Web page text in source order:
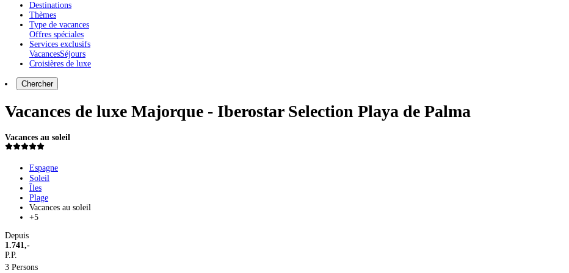
Destinations
Thèmes
Type de vacances
Offres spéciales
Services exclusifs
VacancesSéjours
Croisières de luxe
Chercher
Vacances de luxe Majorque - Iberostar Selection Playa de Palma
Vacances au soleil
Espagne
Soleil
Îles
Plage
Vacances au soleil
+5
Depuis
1.741,-
P.P.
3 Persons